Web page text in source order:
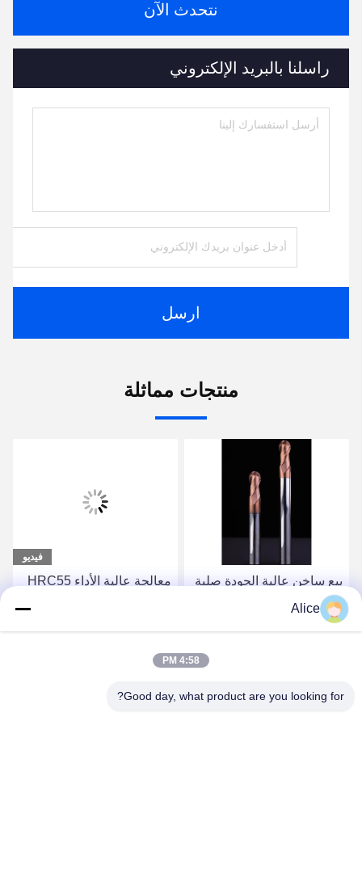
نتحدث الآن
راسلنا بالبريد الإلكتروني
ارسل
منتجات مماثلة
بيع ساخن عالية الجودة صلبة
2 صافرات كرة أنف الكربيد
إدراج نهاية طاحونة
احصل على أفضل سعر
فيديو
معالجة عالية الأداء HRC55
Alice
4:58 PM
Good day, what product are you looking for?